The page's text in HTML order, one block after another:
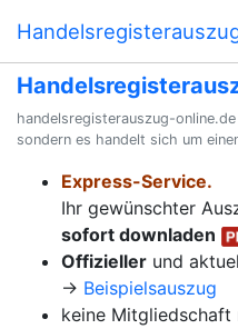
handelsregisterauszug-
sondern es handelt sich um
Express-Service.
Ihr gewünschter
sofort downladen
Offizieller und
→ Beispielsauszug
keine Mitgliedschaft